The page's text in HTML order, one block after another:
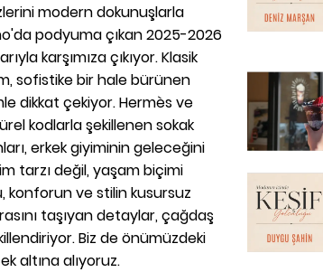
modern dokunuşlarla
podyuma çıkan 2025-2026
karşımıza çıkıyor. Klasik
sofistike bir hale bürünen
dikkat çekiyor. Hermès ve
kodlarla şekillenen sokak
erkek giyiminin geleceğini
tarzı değil, yaşam biçimi
konforun ve stilin kusursuz
taşıyan detaylar, çağdaş
Biz de önümüzdeki
altına alıyoruz.